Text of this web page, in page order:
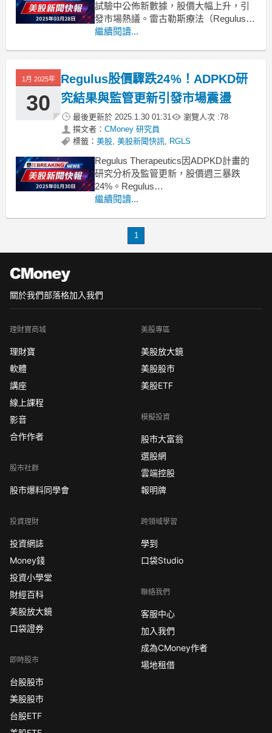
試驗中公佈新數據，股價大幅上升，引
發市場熱議。雷古勒斯療法（Regulus
Therapeutics）於週四宣佈，其主導產品
了額外的頂線資料，隨之而來的是公司
股票的劇烈波動。這項
繼續閱讀...
1月 2025年
30
Regulus股價驟跌24%！ADPKD研
究結果與監管更新引發市場震盪
最後更新於 2025.1.30 01:31 瀏覽人次 :78
撰文者： CMoney 研究員
標籤： 美股, 美股新聞快訊, RGLS
Regulus Therapeutics因ADPKD計畫的
研究分析及監管更新，股價週三暴跌
24%。Regulus
Therapeutics（NASDAQ:RGLS）在週
對其常見腎病（ADPKD）計畫的最新研
繼續閱讀...
1
關於我們部落格加入我們
理財寶商城
理財寶
軟體
講座
線上課程
影音
合作作者
股市社群
股市爆料同學會
投資理財
投資網誌
Money錢
投資小學堂
財經百科
美股放大鏡
口袋證券
即時股市
台股股市
美股股市
台股ETF
美股專區
美股放大鏡
美股股市
美股ETF
模擬投資
股市大富翁
選股網
雲端控股
報明牌
跨領域學習
學到
口袋Studio
聯絡我們
客服中心
加入我們
成為CMoney作者
場地租借